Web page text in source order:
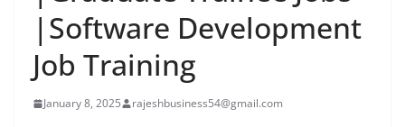
|Software Development
Job Training
January 8, 2025 rajeshbusiness54@gmail.com